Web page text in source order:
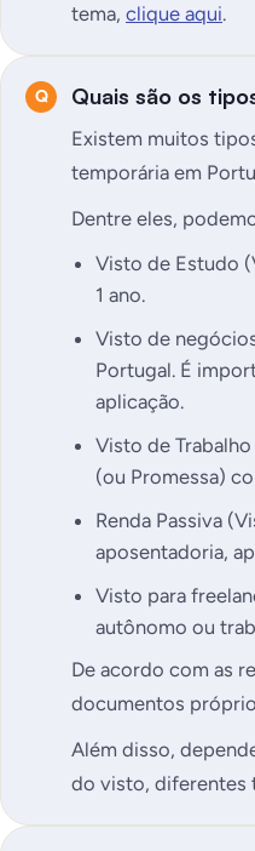
tema, clique aqui.
Quais são os
Existem muitos
temporária em
Dentre eles,
Visto de Estudo
1 ano.
Visto de
Portugal. É
aplicação.
Visto de
(ou Promessa)
Renda Passiva
aposentadoria,
Visto para
autônomo ou
De acordo com as
documentos
Além disso,
do visto, diferentes